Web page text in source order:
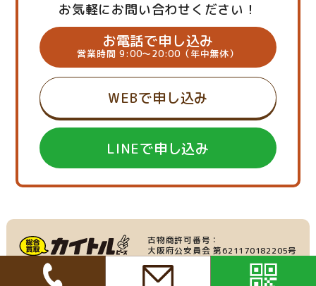
お気軽にお問い合わせください！
お電話で申し込み
営業時間 9:00～20:00（年中無休）
WEBで申し込み
LINEで申し込み
家具・家電の買取
古物商許可番号：
大阪府公安員会 第621170182205号
大阪府許可番号 第219695号